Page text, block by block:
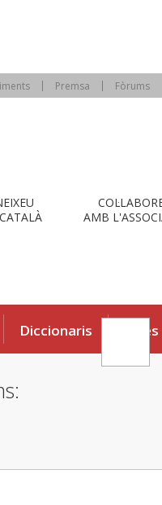
Premsa Fòrums
AMB
Diccionaris Eines